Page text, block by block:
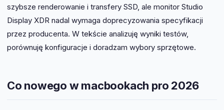
szybsze renderowanie i transfery SSD, ale monitor Studio
Display XDR nadal wymaga doprecyzowania specyfikacji
przez producenta. W tekście analizuję wyniki testów,
porównuję konfiguracje i doradzam wybory sprzętowe.
Co nowego w macbookach pro 2026